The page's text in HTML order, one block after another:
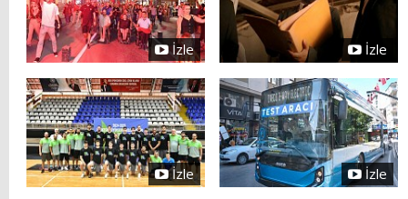
İzle İzle
İzle İzle